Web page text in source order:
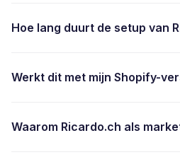
Hoe lang duurt de setup van
Werkt dit met mijn Shopify-
Waarom Ricardo.ch als